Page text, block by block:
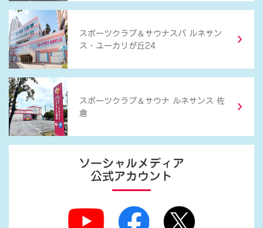
スポーツクラブ ＆ サウナスパ ルネサン
ス・ユーカリが丘24
スポーツクラブ ＆ サウナ ルネサンス 佐
倉
ソーシャルメディア
公式アカウント